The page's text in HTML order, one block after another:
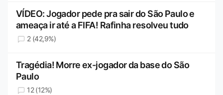
VÍDEO: Jogador pede pra sair do São Paulo e
ameaça ir até a FIFA! Rafinha resolveu tudo
2 (42,9%)
Tragédia! Morre ex-jogador da base do São
Paulo
12 (12%)